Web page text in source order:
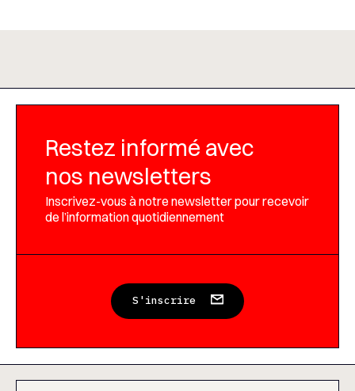
Restez informé avec
nos newsletters
Inscrivez-vous à notre newsletter pour recevoir
de l’information quotidiennement
S'inscrire